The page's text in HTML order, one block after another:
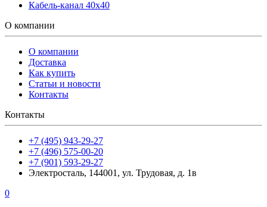
Кабель-канал 40х40
О компании
О компании
Доставка
Как купить
Статьи и новости
Контакты
Контакты
+7 (495) 943-29-27
+7 (496) 575-00-20
+7 (901) 593-29-27
Электросталь, 144001, ул. Трудовая, д. 1в
0